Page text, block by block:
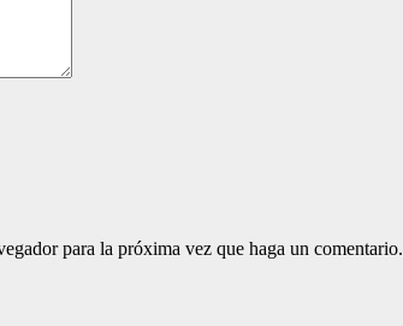
para la próxima vez que haga un comentario.